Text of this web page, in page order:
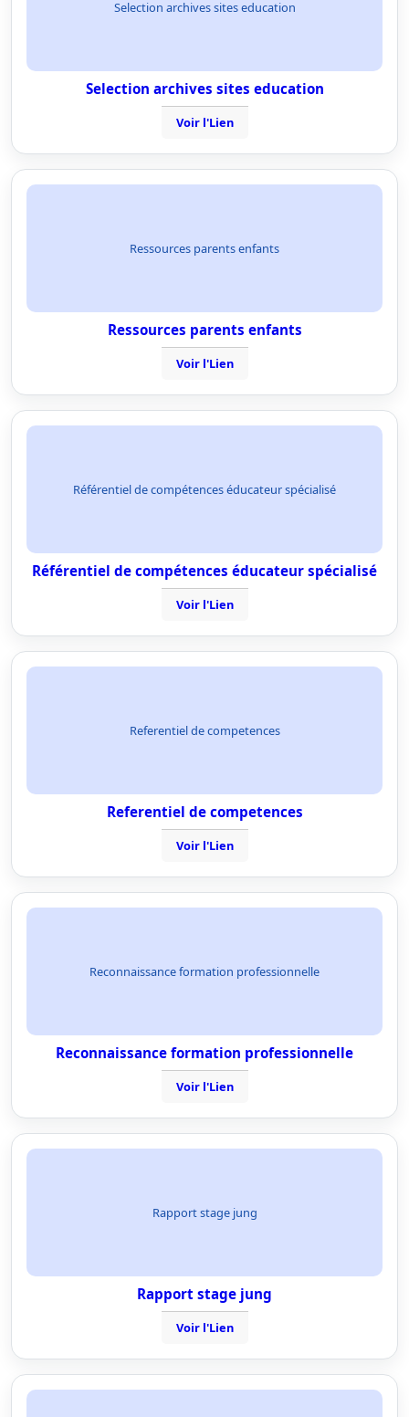
Selection archives sites education
Selection archives sites education
Voir l'Lien
Ressources parents enfants
Ressources parents enfants
Voir l'Lien
Référentiel de compétences éducateur spécialisé
Référentiel de compétences éducateur spécialisé
Voir l'Lien
Referentiel de competences
Referentiel de competences
Voir l'Lien
Reconnaissance formation professionnelle
Reconnaissance formation professionnelle
Voir l'Lien
Rapport stage jung
Rapport stage jung
Voir l'Lien